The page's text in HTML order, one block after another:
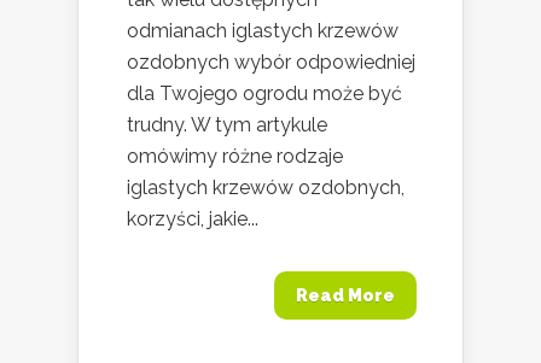
odmianach iglastych krzewów
ozdobnych wybór odpowiedniej
dla Twojego ogrodu może być
trudny. W tym artykule
omówimy różne rodzaje
iglastych krzewów ozdobnych,
korzyści, jakie...
Read More